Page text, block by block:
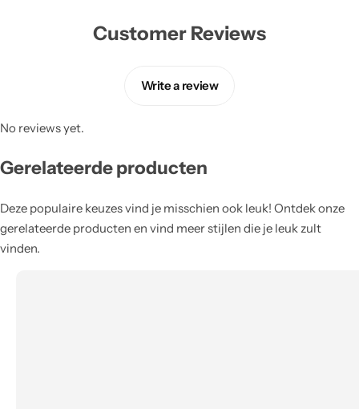
Customer Reviews
Write a review
No reviews yet.
Gerelateerde producten
Deze populaire keuzes vind je misschien ook leuk! Ontdek onze
gerelateerde producten en vind meer stijlen die je leuk zult
vinden.